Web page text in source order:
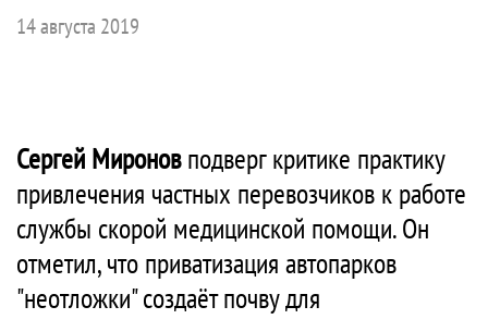
14 августа 2019
Сергей Мироновподверг критике практику
привлечения частных перевозчиков к работе
службы скорой медицинской помощи. Он
отметил, что приватизация автопарков
"неотложки" создаёт почву для